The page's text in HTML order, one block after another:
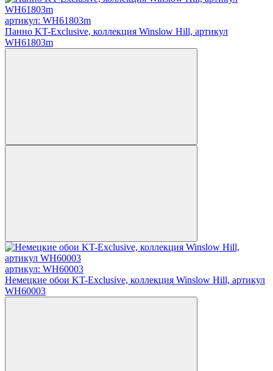
артикул: WH61803m
Панно KT-Exclusive, коллекция Winslow Hill, артикул
WH61803m
артикул: WH60003
Немецкие обои KT-Exclusive, коллекция Winslow Hill, артикул
WH60003